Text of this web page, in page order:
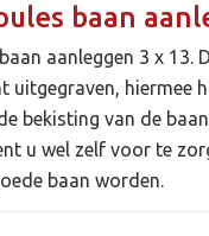
baan
aanleggen 3 x 13.
uitgegraven, hiermee
bekisting van de
u wel zelf voor te
baan worden.